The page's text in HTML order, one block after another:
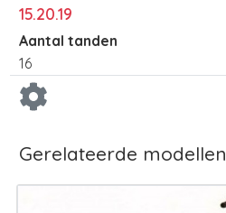
15.20.19
Aantal tanden
16
Gerelateerde modellen